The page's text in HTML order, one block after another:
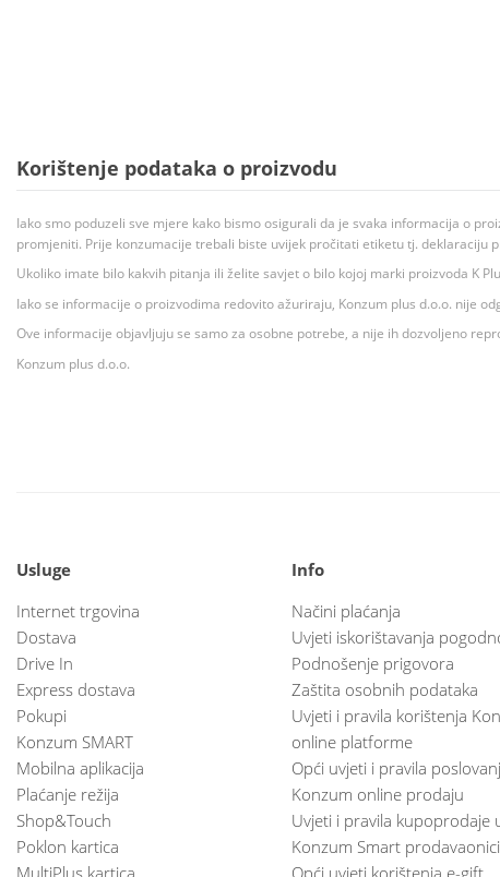
Korištenje podataka o proizvodu
Iako smo poduzeli sve mjere kako bismo osigurali da je svaka informacija o
promjeniti. Prije konzumacije trebali biste uvijek pročitati etiketu tj. deklaraciju
Ukoliko imate bilo kakvih pitanja ili želite savjet o bilo kojoj marki proizvoda K
Iako se informacije o proizvodima redovito ažuriraju, Konzum plus d.o.o. nije
Ove informacije objavljuju se samo za osobne potrebe, a nije ih dozvoljeno
Konzum plus d.o.o.
Usluge
Internet trgovina
Dostava
Drive In
Express dostava
Pokupi
Konzum SMART
Mobilna aplikacija
Plaćanje režija
Shop&Touch
Poklon kartica
MultiPlus kartica
Info
Načini plaćanja
Uvjeti iskorištavanja
Podnošenje prigovora
Zaštita osobnih podataka
Uvjeti i pravila korištenja
online platforme
Opći uvjeti i pravila
Konzum online prodaju
Uvjeti i pravila kupoprodaje
Konzum Smart prodavaonici
Opći uvjeti korištenja e-gift